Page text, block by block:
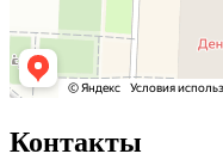
Контакты